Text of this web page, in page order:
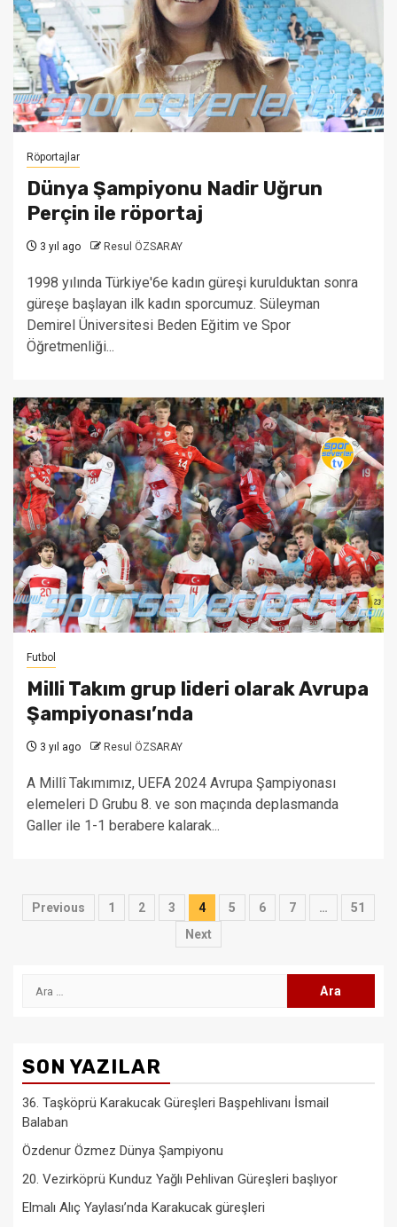
Röportajlar
Dünya Şampiyonu Nadir Uğrun
Perçin ile röportaj
3 yıl ago Resul ÖZSARAY
1998 yılında Türkiye'6e kadın güreşi kurulduktan sonra
güreşe başlayan ilk kadın sporcumuz. Süleyman
Demirel Üniversitesi Beden Eğitim ve Spor
Öğretmenliği...
Futbol
Milli Takım grup lideri olarak Avrupa
Şampiyonası’nda
3 yıl ago Resul ÖZSARAY
A Millî Takımımız, UEFA 2024 Avrupa Şampiyonası
elemeleri D Grubu 8. ve son maçında deplasmanda
Galler ile 1-1 berabere kalarak...
Yazı
Previous 1 2 3 4 5 6 7 …
51
Next
Arama:
SON YAZILAR
36. Taşköprü Karakucak Güreşleri Başpehlivanı İsmail
Balaban
Özdenur Özmez Dünya Şampiyonu
20. Vezirköprü Kunduz Yağlı Pehlivan Güreşleri başlıyor
Elmalı Alıç Yaylası’nda Karakucak güreşleri